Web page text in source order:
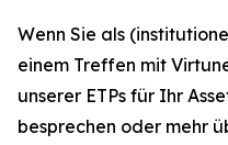
Wenn Sie als
einem Treffen mit
unserer ETPs für Ihr
besprechen oder mehr